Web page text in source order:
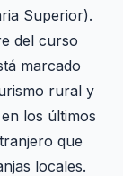
Superior).
del curso
marcado
rural y
los últimos
que
locales.